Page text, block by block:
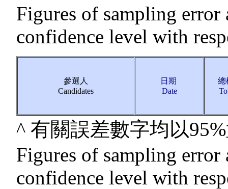
Figures of sampling error
confidence level with
參選人
Candidates
日期
Date
總
^ 有關誤差數字均以
Figures of sampling error
confidence level with